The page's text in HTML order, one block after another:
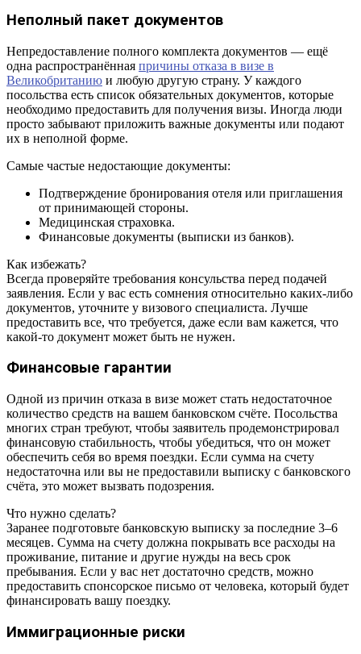
Неполный пакет документов
Непредоставление полного комплекта документов — ещё
одна распространённая причины отказа в визе в
Великобританию и любую другую страну. У каждого
посольства есть список обязательных документов, которые
необходимо предоставить для получения визы. Иногда люди
просто забывают приложить важные документы или подают
их в неполной форме.
Самые частые недостающие документы:
Подтверждение бронирования отеля или приглашения
от принимающей стороны.
Медицинская страховка.
Финансовые документы (выписки из банков).
Как избежать?
Всегда проверяйте требования консульства перед подачей
заявления. Если у вас есть сомнения относительно каких-либо
документов, уточните у визового специалиста. Лучше
предоставить все, что требуется, даже если вам кажется, что
какой-то документ может быть не нужен.
Финансовые гарантии
Одной из причин отказа в визе может стать недостаточное
количество средств на вашем банковском счёте. Посольства
многих стран требуют, чтобы заявитель продемонстрировал
финансовую стабильность, чтобы убедиться, что он может
обеспечить себя во время поездки. Если сумма на счету
недостаточна или вы не предоставили выписку с банковского
счёта, это может вызвать подозрения.
Что нужно сделать?
Заранее подготовьте банковскую выписку за последние 3–6
месяцев. Сумма на счету должна покрывать все расходы на
проживание, питание и другие нужды на весь срок
пребывания. Если у вас нет достаточно средств, можно
предоставить спонсорское письмо от человека, который будет
финансировать вашу поездку.
Иммиграционные риски